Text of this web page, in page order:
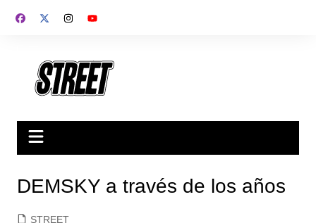
DEMSKY a través de los años
STREET